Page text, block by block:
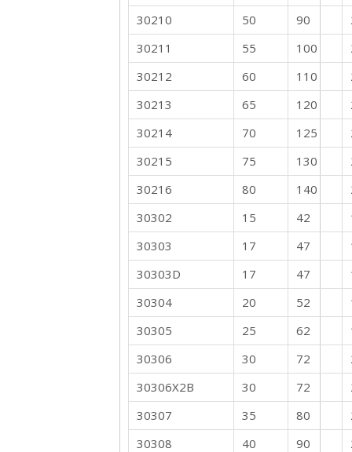
30210
50 90
30211
55 100
30212
60 110
30213
65 120
30214
70 125
30215
75 130
30216
80 140
30302
15 42
30303
17 47
30303D
17 47
30304
20 52
30305
25 62
30306
30 72
30306X2B
30 72
30307
35 80
30308
40 90